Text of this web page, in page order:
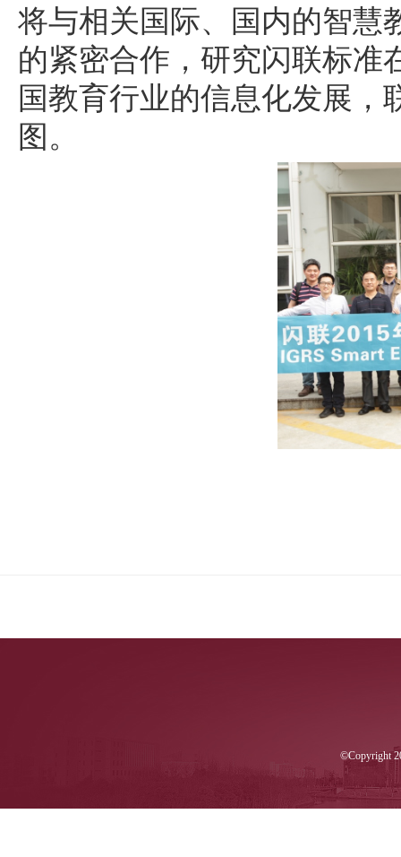
将与相关国际、国内的智慧
的紧密合作，研究闪联标准
国教育行业的信息化发展，
图。
©Copyright